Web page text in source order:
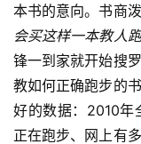
视
频
用
本书的意向。书商
会买这样一本教人
锋一到家就开始搜
教如何正确跑步的
好的数据：2010年
正在跑步、网上有